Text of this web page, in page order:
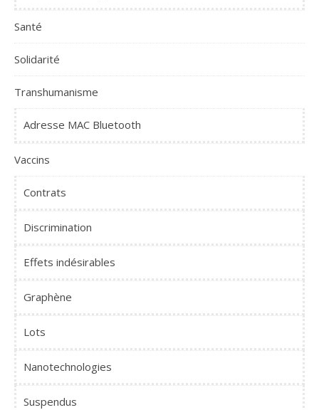
Santé
Solidarité
Transhumanisme
Adresse MAC Bluetooth
Vaccins
Contrats
Discrimination
Effets indésirables
Graphène
Lots
Nanotechnologies
Suspendus